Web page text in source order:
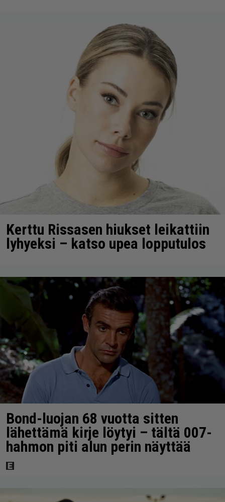
Kerttu Rissasen hiukset leikattiin
lyhyeksi – katso upea lopputulos
Bond-luojan 68 vuotta sitten
lähettämä kirje löytyi – tältä 007-
hahmon piti alun perin näyttää